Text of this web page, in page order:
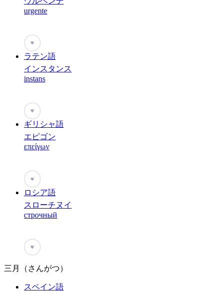
urgente
♥
ラテン語
インスタンス
instans
♥
ギリシャ語
エピゴン
επείγων
♥
ロシア語
スローチヌイ
строчный
♥
三月（さんがつ）
スペイン語